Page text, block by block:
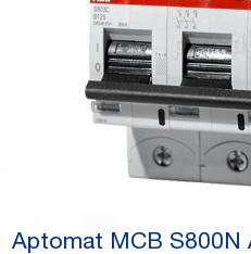
Aptomat MCB S800N